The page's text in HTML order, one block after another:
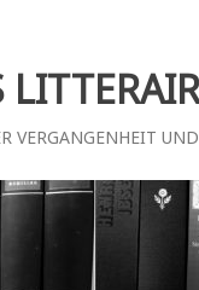
VERGANGENHEIT